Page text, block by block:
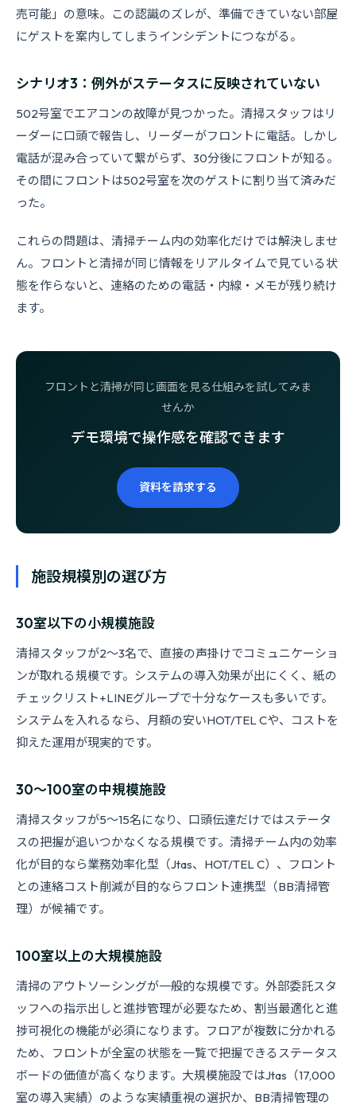
売可能」の意味。この認識のズレが、準備できていない部屋
にゲストを案内してしまうインシデントにつながる。
シナリオ3：例外がステータスに反映されていない
502号室でエアコンの故障が見つかった。清掃スタッフはリ
ーダーに口頭で報告し、リーダーがフロントに電話。しかし
電話が混み合っていて繋がらず、30分後にフロントが知る。
その間にフロントは502号室を次のゲストに割り当て済みだ
った。
これらの問題は、清掃チーム内の効率化だけでは解決しませ
ん。フロントと清掃が同じ情報をリアルタイムで見ている状
態を作らないと、連絡のための電話・内線・メモが残り続け
ます。
フロントと清掃が同じ画面を見る仕組みを試してみま
せんか
デモ環境で操作感を確認できます
資料を請求する
施設規模別の選び方
30室以下の小規模施設
清掃スタッフが2〜3名で、直接の声掛けでコミュニケーショ
ンが取れる規模です。システムの導入効果が出にくく、紙の
チェックリスト+LINEグループで十分なケースも多いです。
システムを入れるなら、月額の安いHOT/TEL Cや、コストを
抑えた運用が現実的です。
30〜100室の中規模施設
清掃スタッフが5〜15名になり、口頭伝達だけではステータ
スの把握が追いつかなくなる規模です。清掃チーム内の効率
化が目的なら業務効率化型（Jtas、HOT/TEL C）、フロント
との連絡コスト削減が目的ならフロント連携型（BB清掃管
理）が候補です。
100室以上の大規模施設
清掃のアウトソーシングが一般的な規模です。外部委託スタ
ッフへの指示出しと進捗管理が必要なため、割当最適化と進
捗可視化の機能が必須になります。フロアが複数に分かれる
ため、フロントが全室の状態を一覧で把握できるステータス
ボードの価値が高くなります。大規模施設ではJtas（17,000
室の導入実績）のような実績重視の選択か、BB清掃管理の